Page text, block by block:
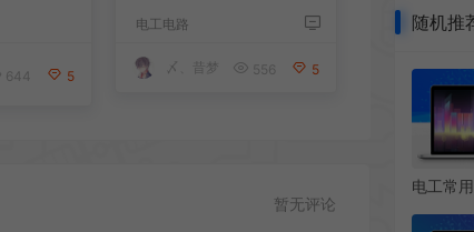
644 5
电工电路
〆、昔梦 556 5
暂无评论
随机推
电工常